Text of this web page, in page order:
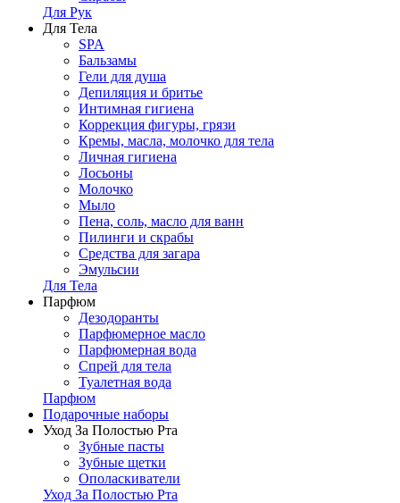
Для Рук
Для Тела
SPA
Бальзамы
Гели для душа
Депиляция и бритье
Интимная гигиена
Коррекция фигуры, грязи
Кремы, масла, молочко для тела
Личная гигиена
Лосьоны
Молочко
Мыло
Пена, соль, масло для ванн
Пилинги и скрабы
Средства для загара
Эмульсии
Для Тела
Парфюм
Дезодоранты
Парфюмерное масло
Парфюмерная вода
Спрей для тела
Туалетная вода
Парфюм
Подарочные наборы
Уход За Полостью Рта
Зубные пасты
Зубные щетки
Ополаскиватели
Уход За Полостью Рта